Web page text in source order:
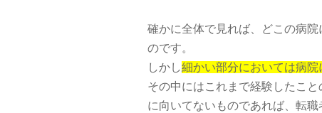
確かに全体で見れば、どこの病
のです。
しかし細かい部分においては病院
その中にはこれまで経験したこ
に向いてないものであれば、転